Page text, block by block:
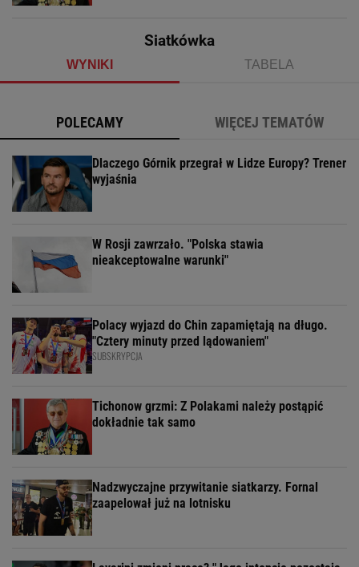
Siatkówka
WYNIKI TABELA
POLECAMY WIĘCEJ TEMATÓW
Dlaczego Górnik przegrał w Lidze Europy? Trener
wyjaśnia
W Rosji zawrzało. "Polska stawia
nieakceptowalne warunki"
Polacy wyjazd do Chin zapamiętają na długo.
"Cztery minuty przed lądowaniem"
SUBSKRYPCJA
Tichonow grzmi: Z Polakami należy postąpić
dokładnie tak samo
Nadzwyczajne przywitanie siatkarzy. Fornal
zaapelował już na lotnisku